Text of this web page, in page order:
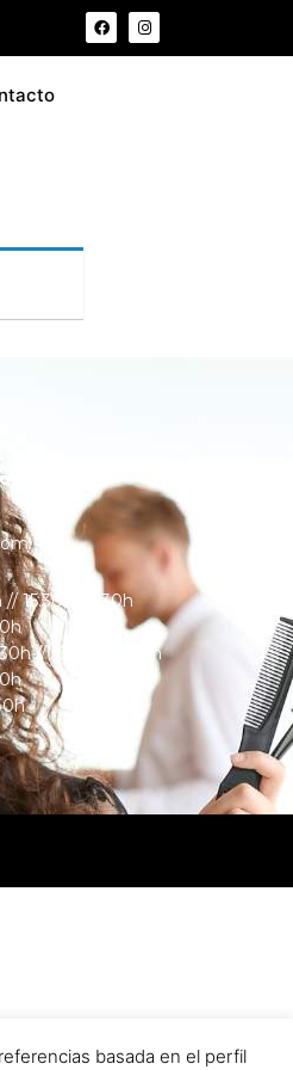
15.30h-19.30h
// 15.30h-19.30h
basada en el perfil